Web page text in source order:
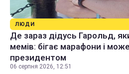
ЛЮДИ
Де зараз дідусь Гарольд,
мемів: бігає марафони і
президентом
06 серпня 2026, 12:51